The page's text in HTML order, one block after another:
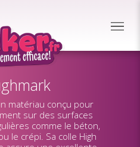
matériau conçu pour
sur des surfaces
comme le béton,
le crépi. Sa colle High